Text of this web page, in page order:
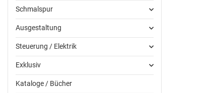
Schmalspur
Ausgestaltung
Steuerung / Elektrik
Exklusiv
Kataloge / Bücher